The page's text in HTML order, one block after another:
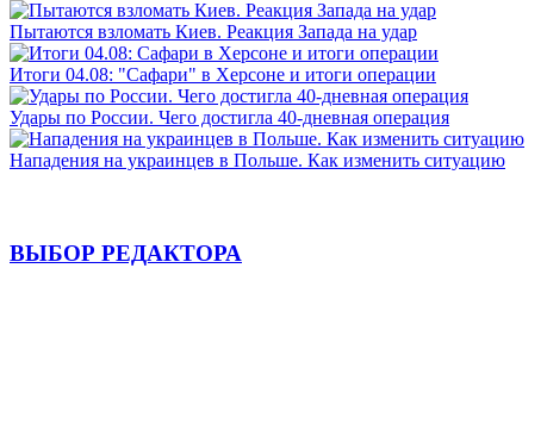
Пытаются взломать Киев. Реакция Запада на удар
Итоги 04.08: "Сафари" в Херсоне и итоги операции
Удары по России. Чего достигла 40-дневная операция
Нападения на украинцев в Польше. Как изменить ситуацию
ВЫБОР РЕДАКТОРА